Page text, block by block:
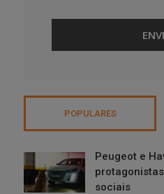
POPULARES
Peugeot e
sociais